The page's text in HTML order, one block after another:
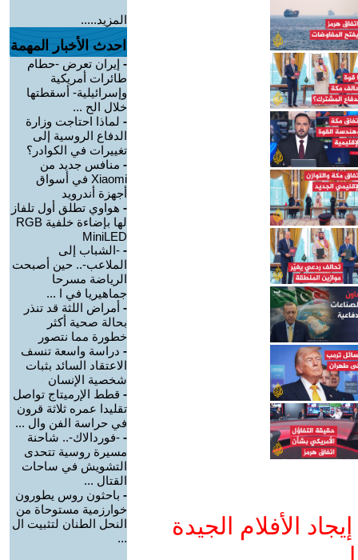
الأفلام الجيدة
المزيد.....
احدث الأخبار المهمة
- إيران تعرض -حطام
طائرات أمريكية
وإسرائيلية- أسقطتها
خلال الح ...
- لماذا احتاجت وزارة
الدفاع الروسية إلى
تغييرات في الكوادر؟
- منافس جديد من
Xiaomi في أسواق
أجهزة أندرويد
- هواوي تطلق أول تلفاز
لها بإضاءة خلفية RGB
MiniLED
- -الشباب إلى
الملاعب-.. حين أصبحت
الرياضة مسرحا
جماهيريا في ا ...
- أمراض اللثة قد تنذر
بحالة صحية أكثر
خطورة مما نتصور
- دراسة واسعة تنسف
الاعتقاد السائد بثبات
شخصية الإنسان
- قطط الإرميتاج تواصل
تقليدا عمره ثلاثة قرون
في حراسة الفن وال ...
- -فوردالاك-.. شاحنة
مسيرة روسية تتحدى
التشويش في ساحات
القتال ...
- باحثون روس يطورون
خوارزمية مستوحاة من
النحل الطنان لتثبيت ال
...